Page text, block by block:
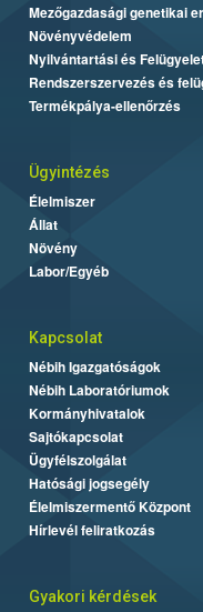
Mezőgazdasági genetikai
Növényvédelem
Nyilvántartási és
Rendszerszervezés és
Termékpálya-ellenőrzés
Ügyintézés
Élelmiszer
Állat
Növény
Labor/Egyéb
Kapcsolat
Nébih Igazgatóságok
Nébih Laboratóriumok
Kormányhivatalok
Sajtókapcsolat
Ügyfélszolgálat
Hatósági jogsegély
Élelmiszermentő Központ
Hírlevél feliratkozás
Gyakori kérdések